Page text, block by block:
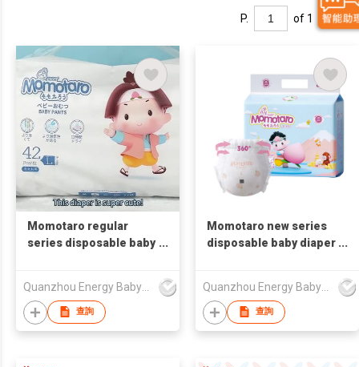
P. of 1
Momotaro regular
series disposable baby
Quanzhou Energy Babycare Co.,Ltd
查詢
Momotaro new series
disposable baby diaper
Quanzhou Energy Babycare Co.,Ltd
查詢